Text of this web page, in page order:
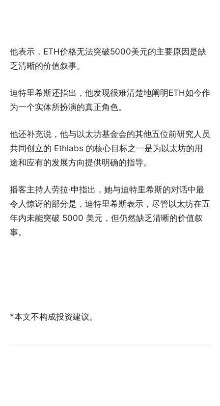
他表示，ETH价格无法突破5000美元的主要原因是缺
乏清晰的价值叙事。
迪特里希斯还指出，他发现很难清楚地阐明ETH如今作
为一个实体所扮演的真正角色。
他还补充说，他与以太坊基金会的其他五位前研究人员
共同创立的 Ethlabs 的核心目标之一是为以太坊的用
途和应有的发展方向提供明确的指导。
播客主持人劳拉·申指出，她与迪特里希斯的对话中最
令人惊讶的部分是，迪特里希斯表示，尽管以太坊在五
年内未能突破 5000 美元，但仍然缺乏清晰的价值叙
事。
*本文不构成投资建议。